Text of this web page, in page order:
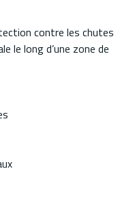
contre les chutes
le long d’une zone de